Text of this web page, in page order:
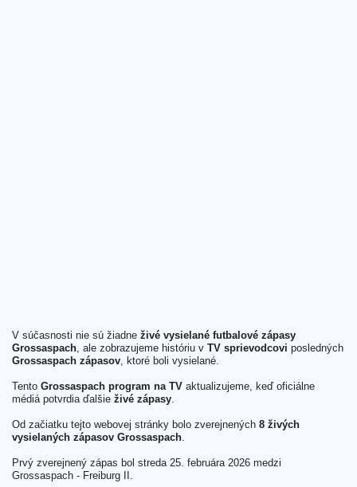
V súčasnosti nie sú žiadne živé vysielané futbalové zápasy
Grossaspach, ale zobrazujeme históriu v TV sprievodcovi posledných
Grossaspach zápasov, ktoré boli vysielané.
Tento Grossaspach program na TV aktualizujeme, keď oficiálne
médiá potvrdia ďalšie živé zápasy.
Od začiatku tejto webovej stránky bolo zverejnených 8 živých
vysielaných zápasov Grossaspach.
Prvý zverejnený zápas bol streda 25. februára 2026 medzi
Grossaspach - Freiburg II.